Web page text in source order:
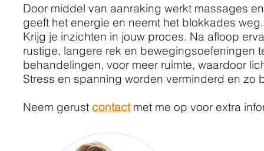
Door middel van aanraking werkt massages
geeft het energie en neemt het blokkades
Krijg je inzichten in jouw proces. Na afloop
rustige, langere rek en bewegingsoefeningen
behandelingen, voor meer ruimte, waardoor
Stress en spanning worden verminderd en zo
Neem gerust contactmet me op voor extra